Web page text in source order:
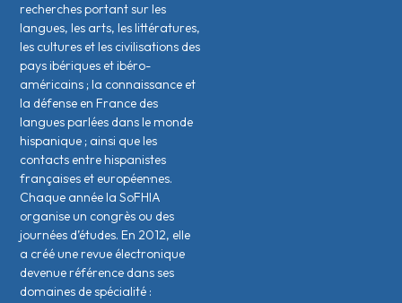
recherches portant sur les
langues, les arts, les littératures,
les cultures et les civilisations des
pays ibériques et ibéro-
américains ; la connaissance et
la défense en France des
langues parlées dans le monde
hispanique ; ainsi que les
contacts entre hispanistes
français·es et européen·nes.
Chaque année la SoFHIA
organise un congrès ou des
journées d’études. En 2012, elle
a créé une revue électronique
devenue référence dans ses
domaines de spécialité :